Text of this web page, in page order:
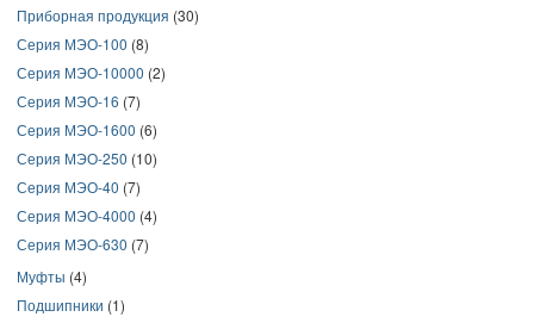
Приборная продукция (30)
Серия МЭО-100 (8)
Серия МЭО-10000 (2)
Серия МЭО-16 (7)
Серия МЭО-1600 (6)
Серия МЭО-250 (10)
Серия МЭО-40 (7)
Серия МЭО-4000 (4)
Серия МЭО-630 (7)
Муфты (4)
Подшипники (1)